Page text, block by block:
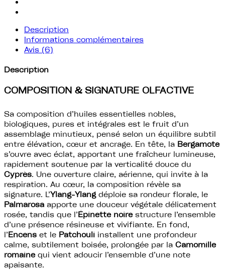
Description
Informations complémentaires
Avis (6)
Description
COMPOSITION & SIGNATURE OLFACTIVE
Sa composition d’huiles essentielles nobles,
biologiques, pures et intégrales est le fruit d’un
assemblage minutieux, pensé selon un équilibre subtil
entre élévation, cœur et ancrage. En tête, la Bergamote
s’ouvre avec éclat, apportant une fraîcheur lumineuse,
rapidement soutenue par la verticalité douce du
Cyprès. Une ouverture claire, aérienne, qui invite à la
respiration. Au cœur, la composition révèle sa
signature. L’Ylang-Ylangdéploie sa rondeur florale, le
Palmarosa apporte une douceur végétale délicatement
rosée, tandis que l’Épinette noirestructure l’ensemble
d’une présence résineuse et vivifiante. En fond,
l’Encens et le Patchouli installent une profondeur
calme, subtilement boisée, prolongée par la Camomille
romainequi vient adoucir l’ensemble d’une note
apaisante.